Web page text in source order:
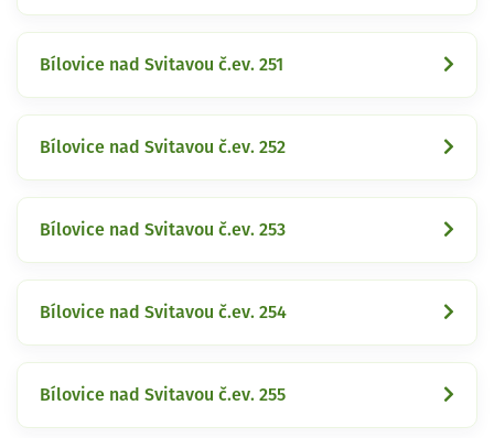
Bílovice nad Svitavou č.ev. 251
Bílovice nad Svitavou č.ev. 252
Bílovice nad Svitavou č.ev. 253
Bílovice nad Svitavou č.ev. 254
Bílovice nad Svitavou č.ev. 255